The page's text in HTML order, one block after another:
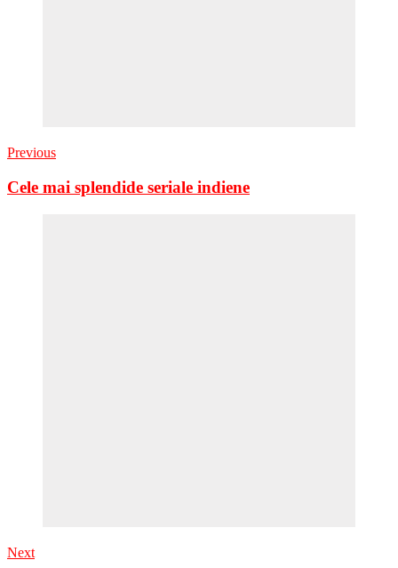
Previous
Cele mai splendide seriale indiene
Next